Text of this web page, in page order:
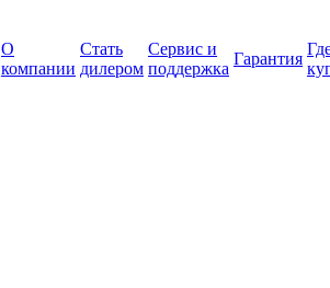
О
компании
Стать
дилером
Сервис и
поддержка
Гарантия